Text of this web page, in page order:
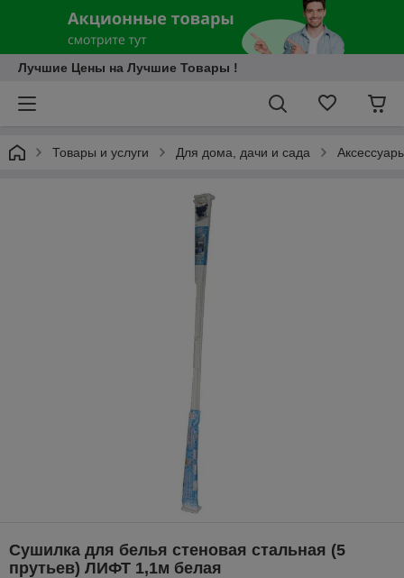
Лучшие Цены на Лучшие Товары !
Товары и услуги Для дома, дачи и сада
Сушилка для белья стеновая стальная (5
прутьев) ЛИФТ 1,1м белая